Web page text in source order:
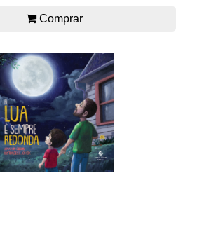
Comprar